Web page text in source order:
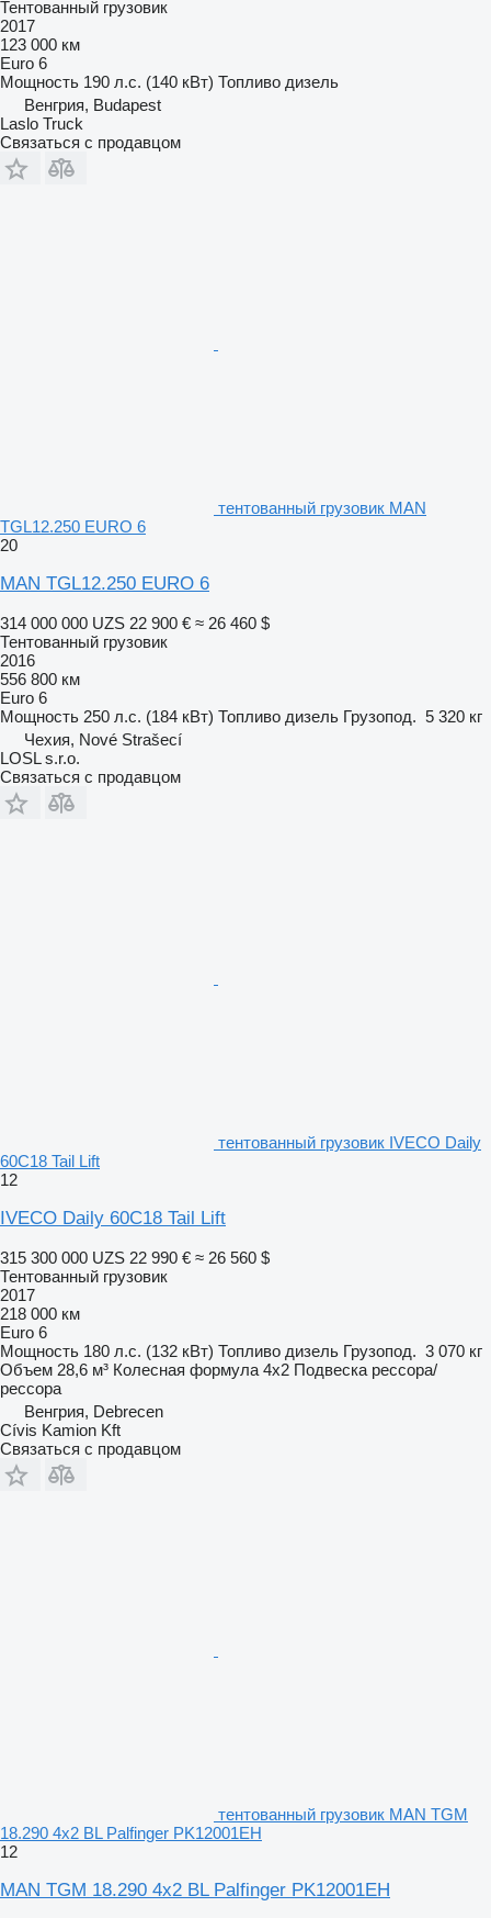
Тентованный грузовик
2017
123 000 км
Euro 6
Мощность 190 л.с. (140 кВт) Топливо дизель
Венгрия, Budapest
Laslo Truck
Связаться с продавцом
тентованный грузовик MAN
TGL12.250 EURO 6
20
MAN TGL12.250 EURO 6
314 000 000 UZS 22 900 € ≈ 26 460 $
Тентованный грузовик
2016
556 800 км
Euro 6
Мощность 250 л.с. (184 кВт) Топливо дизель Грузопод. 5 320 кг
Чехия, Nové Strašecí
LOSL s.r.o.
Связаться с продавцом
тентованный грузовик IVECO Daily
60C18 Tail Lift
12
IVECO Daily 60C18 Tail Lift
315 300 000 UZS 22 990 € ≈ 26 560 $
Тентованный грузовик
2017
218 000 км
Euro 6
Мощность 180 л.с. (132 кВт) Топливо дизель Грузопод. 3 070 кг
Объем 28,6 м³ Колесная формула 4x2 Подвеска рессора/
рессора
Венгрия, Debrecen
Cívis Kamion Kft
Связаться с продавцом
тентованный грузовик MAN TGM
18.290 4x2 BL Palfinger PK12001EH
12
MAN TGM 18.290 4x2 BL Palfinger PK12001EH